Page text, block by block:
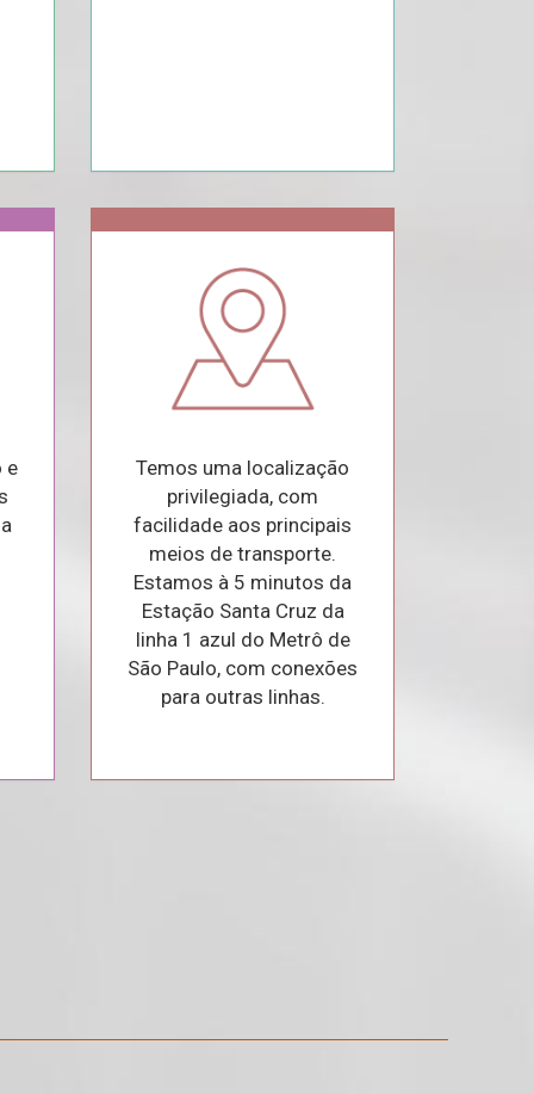
e
Temos uma localização
privilegiada, com
facilidade aos principais
meios de transporte.
Estamos à 5 minutos da
Estação Santa Cruz da
linha 1 azul do Metrô de
São Paulo, com conexões
para outras linhas.